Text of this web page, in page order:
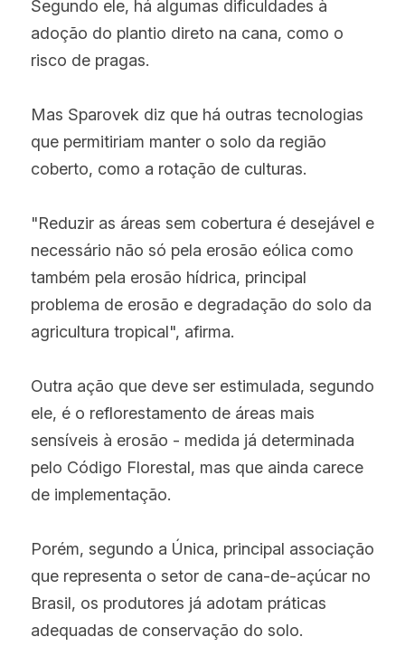
Segundo ele, há algumas dificuldades à
adoção do plantio direto na cana, como o
risco de pragas.
Mas Sparovek diz que há outras tecnologias
que permitiriam manter o solo da região
coberto, como a rotação de culturas.
"Reduzir as áreas sem cobertura é desejável e
necessário não só pela erosão eólica como
também pela erosão hídrica, principal
problema de erosão e degradação do solo da
agricultura tropical", afirma.
Outra ação que deve ser estimulada, segundo
ele, é o reflorestamento de áreas mais
sensíveis à erosão - medida já determinada
pelo Código Florestal, mas que ainda carece
de implementação.
Porém, segundo a Única, principal associação
que representa o setor de cana-de-açúcar no
Brasil, os produtores já adotam práticas
adequadas de conservação do solo.